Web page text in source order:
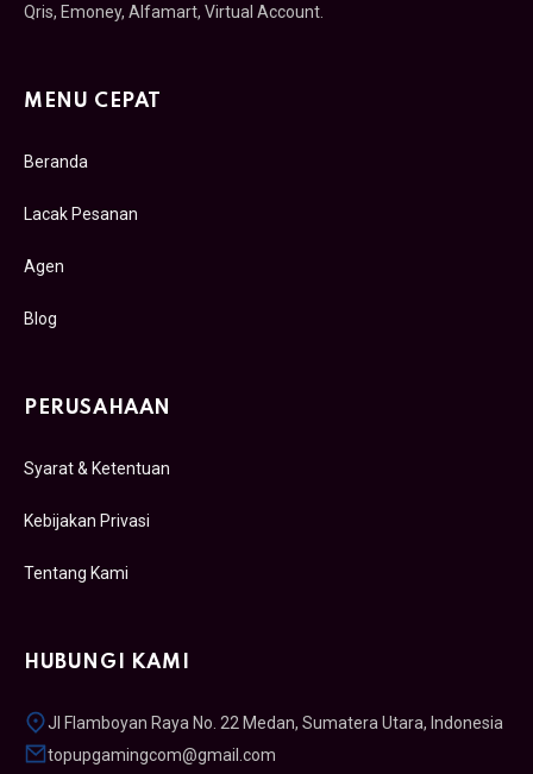
Qris, Emoney, Alfamart, Virtual Account.
MENU CEPAT
Beranda
Lacak Pesanan
Agen
Blog
PERUSAHAAN
Syarat & Ketentuan
Kebijakan Privasi
Tentang Kami
HUBUNGI KAMI
Jl Flamboyan Raya No. 22 Medan, Sumatera Utara, Indonesia
topupgamingcom@gmail.com